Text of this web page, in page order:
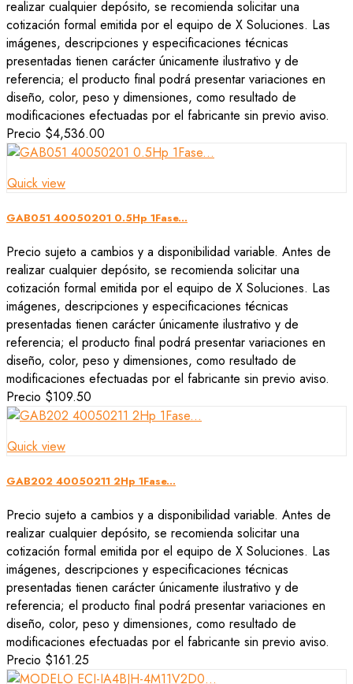
realizar cualquier depósito, se recomienda solicitar una
cotización formal emitida por el equipo de X Soluciones. Las
imágenes, descripciones y especificaciones técnicas
presentadas tienen carácter únicamente ilustrativo y de
referencia; el producto final podrá presentar variaciones en
diseño, color, peso y dimensiones, como resultado de
modificaciones efectuadas por el fabricante sin previo aviso.
Precio $4,536.00
Quick view
GAB051 40050201 0.5Hp 1Fase...
Precio sujeto a cambios y a disponibilidad variable. Antes de
realizar cualquier depósito, se recomienda solicitar una
cotización formal emitida por el equipo de X Soluciones. Las
imágenes, descripciones y especificaciones técnicas
presentadas tienen carácter únicamente ilustrativo y de
referencia; el producto final podrá presentar variaciones en
diseño, color, peso y dimensiones, como resultado de
modificaciones efectuadas por el fabricante sin previo aviso.
Precio $109.50
Quick view
GAB202 40050211 2Hp 1Fase...
Precio sujeto a cambios y a disponibilidad variable. Antes de
realizar cualquier depósito, se recomienda solicitar una
cotización formal emitida por el equipo de X Soluciones. Las
imágenes, descripciones y especificaciones técnicas
presentadas tienen carácter únicamente ilustrativo y de
referencia; el producto final podrá presentar variaciones en
diseño, color, peso y dimensiones, como resultado de
modificaciones efectuadas por el fabricante sin previo aviso.
Precio $161.25